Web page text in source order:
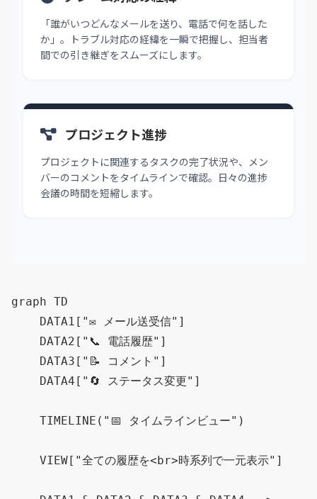
「誰がいつどんなメールを送り、電話で何を話した
か」。トラブル対応の経緯を一瞬で把握し、担当者
間での引き継ぎをスムーズにします。
プロジェクト進捗
プロジェクトに関連するタスクの完了状況や、メン
バーのコメントをタイムラインで確認。日々の進捗
会議の時間を短縮します。
graph TD